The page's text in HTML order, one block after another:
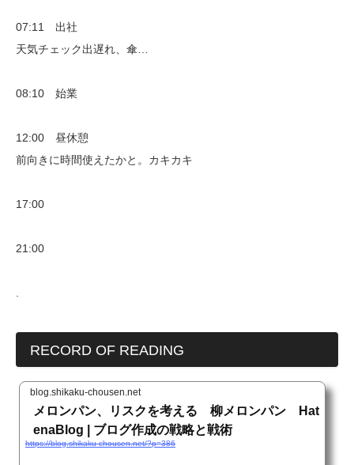
07:11 出社
天気チェック出遅れ、傘…
08:10 始業
12:00 昼休憩
前向きに時間使えたかと。カキカキ
17:00
21:00
RECORD OF READING
blog.shikaku-chousen.net
メロンパン、リスクを考える 柳メロンパン Hat
enaBlog | ブログ作成の戦略と戦術
https://blog.shikaku-chousen.net/?p=386